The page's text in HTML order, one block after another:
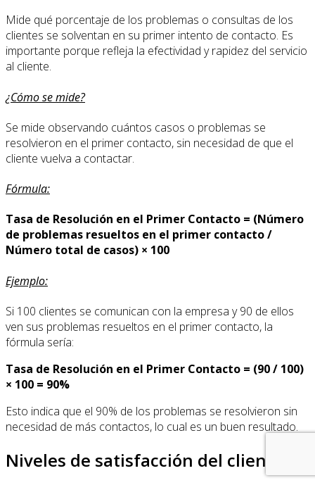
Mide qué porcentaje de los problemas o consultas de los
clientes se solventan en su primer intento de contacto. Es
importante porque refleja la efectividad y rapidez del servicio
al cliente.
¿Cómo se mide?
Se mide observando cuántos casos o problemas se
resolvieron en el primer contacto, sin necesidad de que el
cliente vuelva a contactar.
Fórmula:
Tasa de Resolución en el Primer Contacto = (Número
de problemas resueltos en el primer contacto /
Número total de casos) × 100
Ejemplo:
Si 100 clientes se comunican con la empresa y 90 de ellos
ven sus problemas resueltos en el primer contacto, la
fórmula sería:
Tasa de Resolución en el Primer Contacto = (90 / 100)
× 100 = 90%
Esto indica que el 90% de los problemas se resolvieron sin
necesidad de más contactos, lo cual es un buen resultado.
Niveles de satisfacción del cliente